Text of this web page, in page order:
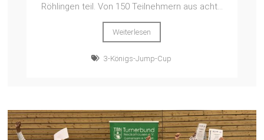
Röhlingen teil. Von 150 Teilnehmern aus acht...
Weiterlesen
3-Königs-Jump-Cup